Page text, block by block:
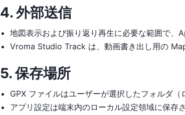
4. 外部送信
地図表示および振り返り再生に必要な範囲で、
Vroma Studio Track は、動画書き出し用の
5. 保存場所
GPX ファイルはユーザーが選択したフォルダ
アプリ設定は端末内のローカル設定領域に保存さ